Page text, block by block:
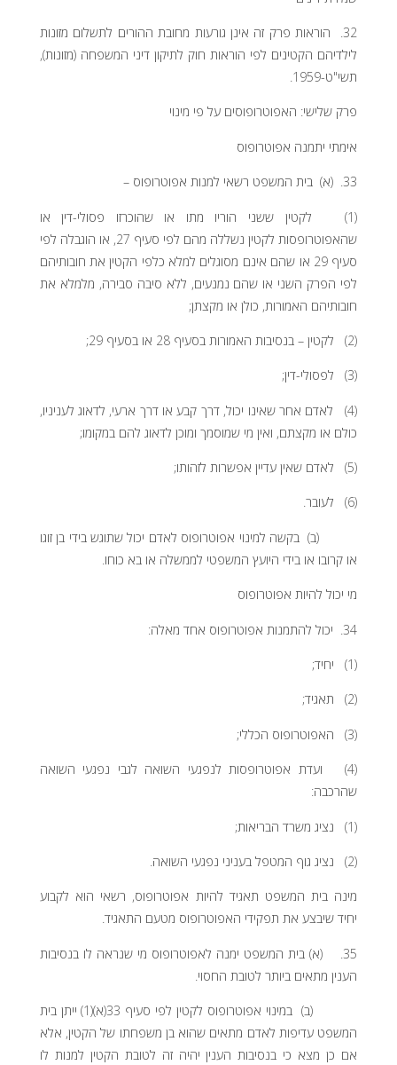
32. הוראות פרק זה אינן גורעות מחובת ההורים לתשלום מזונות
לילדיהם הקטינים לפי הוראות חוק לתיקון דיני המשפחה (מזונות),
תשי"ט-1959.
פרק שלישי: האפוטרופוסים על פי מינוי
אימתי יתמנה אפוטרופוס
33. (א) בית המשפט רשאי למנות אפוטרופוס –
(1) לקטין ששני הוריו מתו או שהוכרזו פסולי-דין או
שהאפוטרופסות לקטין נשללה מהם לפי סעיף 27, או הוגבלה לפי
סעיף 29 או שהם אינם מסוגלים למלא כלפי הקטין את חובותיהם
לפי הפרק השני או שהם נמנעים, ללא סיבה סבירה, מלמלא את
חובותיהם האמורות, כולן או מקצתן;
(2) לקטין – בנסיבות האמורות בסעיף 28 או בסעיף 29;
(3) לפסולי-דין;
(4) לאדם אחר שאינו יכול, דרך קבע או דרך ארעי, לדאוג לעניניו,
כולם או מקצתם, ואין מי שמוסמך ומוכן לדאוג להם במקומו;
(5) לאדם שאין עדיין אפשרות לזהותו;
(6) לעובר.
(ב) בקשה למינוי אפוטרופוס לאדם יכול שתוגש בידי בן זוגו
או קרובו או בידי היועץ המשפטי לממשלה או בא כוחו.
מי יכול להיות אפוטרופוס
34. יכול להתמנות אפוטרופוס אחד מאלה:
(1) יחיד;
(2) תאגיד;
(3) האפוטרופוס הכללי;
(4) ועדת אפוטרופסות לנפגעי השואה לגבי נפגעי השואה
שהרכבה:
(1) נציג משרד הבריאות;
(2) נציג גוף המטפל בעניני נפגעי השואה.
מינה בית המשפט תאגיד להיות אפוטרופוס, רשאי הוא לקבוע
יחיד שיבצע את תפקידי האפוטרופוס מטעם התאגיד.
35 . (א) בית המשפט ימנה לאפוטרופוס מי שנראה לו בנסיבות
הענין מתאים ביותר לטובת החסוי.
(ב) במינוי אפוטרופוס לקטין לפי סעיף 33(א)(1) ייתן בית
המשפט עדיפות לאדם מתאים שהוא בן משפחתו של הקטין, אלא
אם כן מצא כי בנסיבות הענין יהיה זה לטובת הקטין למנות לו